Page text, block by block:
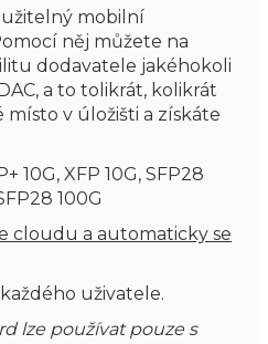
mobilní
něj můžete na
dodavatele jakéhokoli
a to tolikrát, kolikrát
v úložišti a získáte
10G, XFP 10G, SFP28
100G
cloudu a automaticky se
uživatele.
lze používat pouze s